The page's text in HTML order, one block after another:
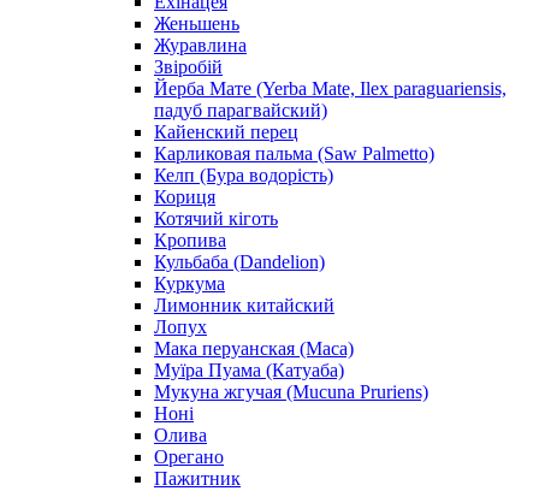
Женьшень
Журавлина
Звіробій
Йерба Мате (Yerba Mate, Ilex paraguariensis,
падуб парагвайский)
Кайенский перец
Карликовая пальма (Saw Palmetto)
Келп (Бура водорість)
Кориця
Котячий кіготь
Кропива
Кульбаба (Dandelion)
Куркума
Лимонник китайский
Лопух
Мака перуанская (Maca)
Муїра Пуама (Катуаба)
Мукуна жгучая (Mucuna Pruriens)
Ноні
Олива
Орегано
Пажитник